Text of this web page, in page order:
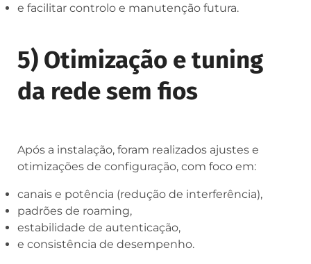
e facilitar controlo e manutenção futura.
5) Otimização e tuning
da rede sem fios
Após a instalação, foram realizados ajustes e
otimizações de configuração, com foco em:
canais e potência (redução de interferência),
padrões de roaming,
estabilidade de autenticação,
e consistência de desempenho.